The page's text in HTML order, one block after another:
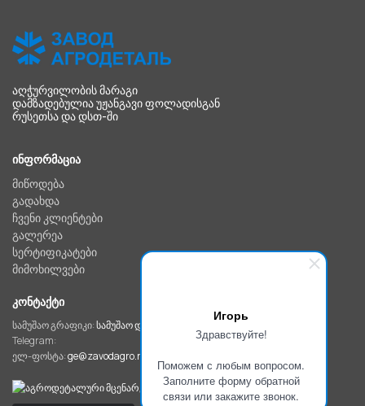
Игорь
Здравствуйте!
Поможем с любым вопросом.
Заполните форму обратной
связи или закажите звонок.
ᲐᲦᲭᲣᲠᲕᲘᲚᲝᲑᲘᲡ ᲛᲐᲠᲐᲒᲘ
ᲓᲐᲛᲖᲐᲓᲔᲑᲣᲚᲘᲐ ᲣᲟᲐᲜᲒᲐᲕᲘ ᲤᲝᲚᲐᲓᲘᲡᲒᲐᲜ
ᲠᲣᲡᲔᲗᲡᲐ ᲓᲐ ᲓᲡᲗ-ᲨᲘ
ᲘᲜᲤᲝᲠᲛᲐᲪᲘᲐ
მიწოდება
გადახდა
ჩვენი კლიენტები
გალერეა
სერტიფიკატები
მიმოხილვები
ᲙᲝᲜᲢᲐᲥᲢᲘ
სამუშაო გრაფიკი:სამუშაო დღეებში 8: 00 საათიდან 18:00 საათამდე
Telegram:
ელ-ფოსტა:ge@zavodagro.ru